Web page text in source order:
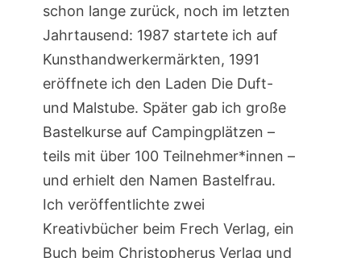
schon lange zurück, noch im letzten
Jahrtausend: 1987 startete ich auf
Kunsthandwerkermärkten, 1991
eröffnete ich den Laden Die Duft-
und Malstube. Später gab ich große
Bastelkurse auf Campingplätzen –
teils mit über 100 Teilnehmer*innen –
und erhielt den Namen Bastelfrau.
Ich veröffentlichte zwei
Kreativbücher beim Frech Verlag, ein
Buch beim Christopherus Verlag und